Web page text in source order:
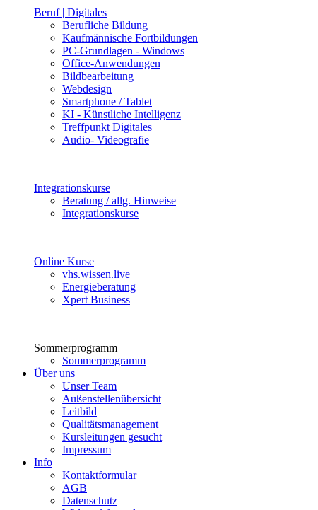
Beruf | Digitales
Berufliche Bildung
Kaufmännische Fortbildungen
PC-Grundlagen - Windows
Office-Anwendungen
Bildbearbeitung
Webdesign
Smartphone / Tablet
KI - Künstliche Intelligenz
Treffpunkt Digitales
Audio- Videografie
Integrationskurse
Beratung / allg. Hinweise
Integrationskurse
Online Kurse
vhs.wissen.live
Energieberatung
Xpert Business
Sommerprogramm
Sommerprogramm
Über uns
Unser Team
Außenstellenübersicht
Leitbild
Qualitätsmanagement
Kursleitungen gesucht
Impressum
Info
Kontaktformular
AGB
Datenschutz